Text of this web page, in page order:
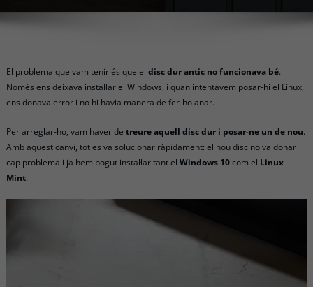
El problema que vam tenir és que el disc dur antic no funcionava bé.
Només ens deixava instal·lar el Windows, i quan intentàvem posar-hi el Linux,
ens donava error i no hi havia manera de fer-ho anar.
Per arreglar-ho, vam haver de treure aquell disc dur i posar-ne un de nou.
Amb aquest canvi, tot es va solucionar ràpidament: el nou disc no va donar
cap problema i ja hem pogut instal·lar tant el Windows 10com el Linux
Mint.